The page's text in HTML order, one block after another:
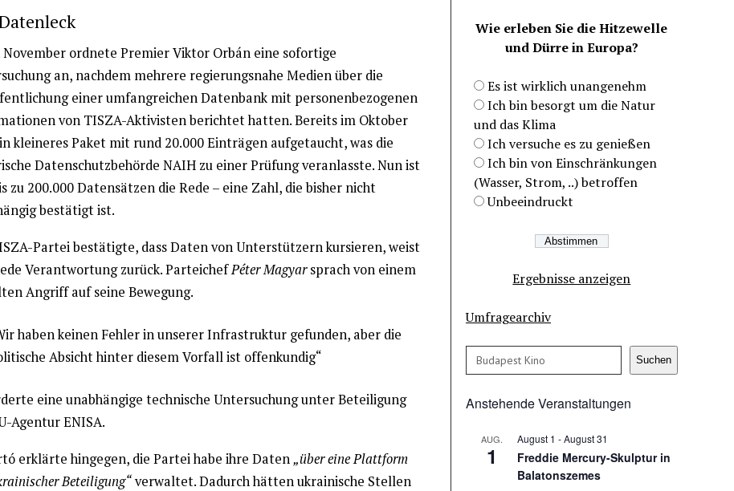
November ordnete Premier Viktor Orbán eine sofortige
an, nachdem mehrere regierungsnahe Medien über die
einer umfangreichen Datenbank mit personenbezogenen
von TISZA-Aktivisten berichtet hatten. Bereits im Oktober
kleineres Paket mit rund 20.000 Einträgen aufgetaucht, was die
Datenschutzbehörde NAIH zu einer Prüfung veranlasste. Nun ist
zu 200.000 Datensätzen die Rede – eine Zahl, die bisher nicht
bestätigt ist.
Partei bestätigte, dass Daten von Unterstützern kursieren, weist
Verantwortung zurück. ParteichefPéter Magyarsprach von einem
Angriff auf seine Bewegung.
haben keinen Fehler in unserer Infrastruktur gefunden, aber die
Absicht hinter diesem Vorfall ist offenkundig“
eine unabhängige technische Untersuchung unter Beteiligung
Agentur ENISA.
erklärte hingegen, die Partei habe ihre Daten„über eine Plattform
Beteiligung“verwaltet. Dadurch hätten ukrainische Stellen
Wie erleben Sie die Hitzewelle
und Dürre in Europa?
Es ist wirklich unangenehm
Ich bin besorgt um die Natur
und das Klima
Ich versuche es zu genießen
Ich bin von Einschränkungen
(Wasser, Strom, ..) betroffen
Unbeeindruckt
Ergebnisse anzeigen
Umfragearchiv
Suchen Suchen
Anstehende Veranstaltungen
AUG.
1
August 1 -August 31
Freddie Mercury-Skulptur in
Balatonszemes